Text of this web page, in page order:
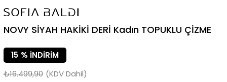
NOVY SİYAH HAKİKİ DERİ Kadın TOPUKLU ÇİZME
%
15
İNDIRIM
₺16.499,90 (KDV Dahil)